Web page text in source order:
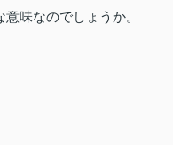
味なのでしょうか。